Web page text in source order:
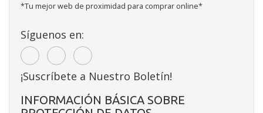
*Tu mejor web de proximidad para comprar online*
Síguenos en:
¡Suscríbete a Nuestro Boletín!
INFORMACIÓN BÁSICA SOBRE